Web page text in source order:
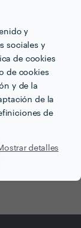
y
sociales y
de cookies
de cookies
y de la
de la
de
detalles
como